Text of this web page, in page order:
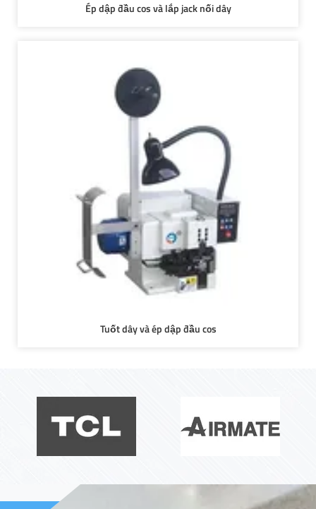
Ép dập đầu cos và lắp jack nối dây
Tuốt dây và ép dập đầu cos